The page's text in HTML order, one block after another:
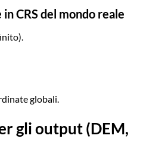
CRS del mondo reale
globali.
gli output (DEM,